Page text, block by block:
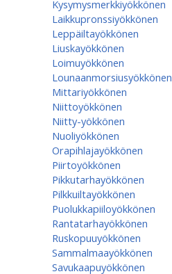
Kysymysmerkkiyökkönen
Laikkupronssiyökkönen
Leppäiltayökkönen
Liuskayökkönen
Loimuyökkönen
Lounaanmorsiusyökkönen
Mittariyökkönen
Niittoyökkönen
Niitty-yökkönen
Nuoliyökkönen
Orapihlajayökkönen
Piirtoyökkönen
Pikkutarhayökkönen
Pilkkuiltayökkönen
Puolukkapiiloyökkönen
Rantatarhayökkönen
Ruskopuuyökkönen
Sammalmaayökkönen
Savukaapuyökkönen